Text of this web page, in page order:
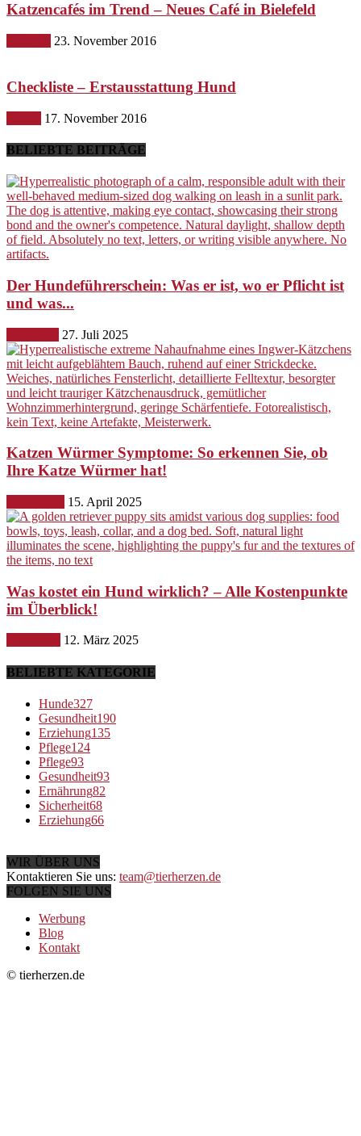
Katzencafés im Trend – Neues Café in Bielefeld
23. November 2016
Checkliste – Erstausstattung Hund
17. November 2016
BELIEBTE BEITRÄGE
Der Hundeführerschein: Was er ist, wo er Pflicht ist
und was...
27. Juli 2025
Katzen Würmer Symptome: So erkennen Sie, ob
Ihre Katze Würmer hat!
15. April 2025
Was kostet ein Hund wirklich? – Alle Kostenpunkte
im Überblick!
12. März 2025
BELIEBTE KATEGORIE
Hunde327
Gesundheit190
Erziehung135
Pflege124
Pflege93
Gesundheit93
Ernährung82
Sicherheit68
Erziehung66
WIR ÜBER UNS
Kontaktieren Sie uns: team@tierherzen.de
FOLGEN SIE UNS
Werbung
Blog
Kontakt
© tierherzen.de